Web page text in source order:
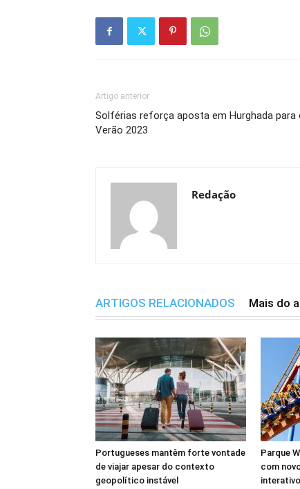
Artigo anterior
Solférias reforça aposta em Hurghada para
Verão 2023
Redação
ARTIGOS RELACIONADOS Mais do
Portugueses mantêm forte vontade
de viajar apesar do contexto
geopolítico instável
Parque
com